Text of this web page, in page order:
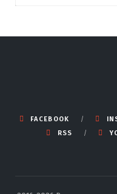
FACEBOOK
RSS